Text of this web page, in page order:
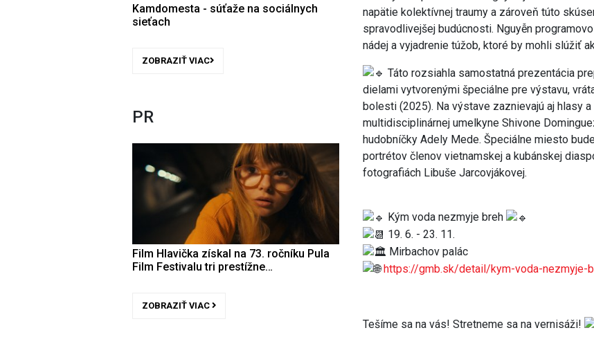
Kamdomesta - súťaže na sociálnych
sieťach
ZOBRAZIŤ VIAC
PR
Film Hlavička získal na 73. ročníku Pula
Film Festivalu tri prestížne…
ZOBRAZIŤ VIAC
napätie kolektívnej traumy a zároveň túto
spravodlivejšej budúcnosti. Nguyễn
nádej a vyjadrenie túžob, ktoré by mohli slúžiť
Táto rozsiahla samostatná prezentácia
dielami vytvorenými špeciálne pre výstavu,
bolesti (2025). Na výstave zaznievajú aj hlasy
multidisciplinárnej umelkyne Shivone
hudobníčky Adely Mede. Špeciálne miesto
portrétov členov vietnamskej a kubánskej
fotografiách Libuše Jarcovjákovej.
Kým voda nezmyje breh
19. 6. - 23. 11.
Mirbachov palác
https://gmb.sk/detail/kym-voda-nezmyje-
Tešíme sa na vás! Stretneme sa na vernisáži!